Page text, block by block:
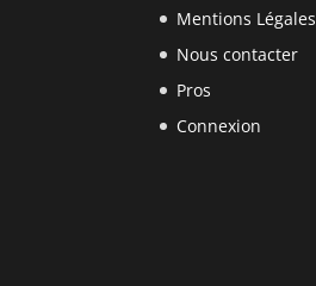
Mentions Légales
Nous contacter
Pros
Connexion